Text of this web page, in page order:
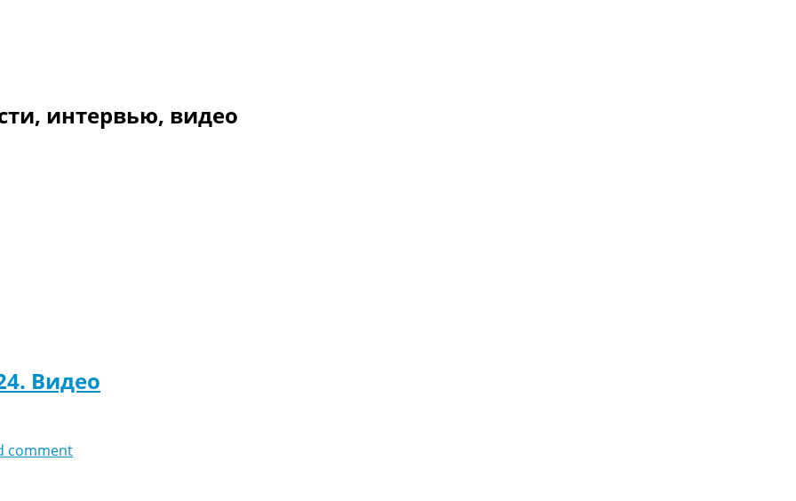
интервью, видео
Видео
comment